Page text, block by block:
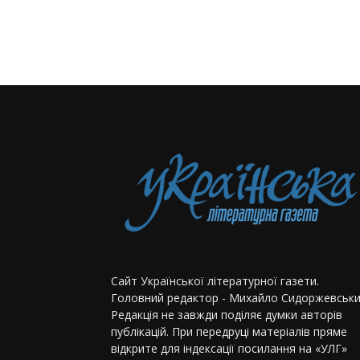
Сайт Української літературної газети.
Головний редактор - Михайло
Редакція не завжди поділяє думки авторів
публікацій. При передруці матеріалів пряме
відкрите для індексації посилання на «УЛГ»